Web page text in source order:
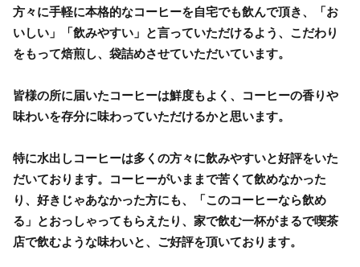
方々に手軽に本格的なコーヒーを自宅でも飲んで頂き、「お
いしい」「飲みやすい」と言っていただけるよう、こだわり
をもって焙煎し、袋詰めさせていただいています。
皆様の所に届いたコーヒーは鮮度もよく、コーヒーの香りや
味わいを存分に味わっていただけるかと思います。
特に水出しコーヒーは多くの方々に飲みやすいと好評をいた
だいております。コーヒーがいままで苦くて飲めなかった
り、好きじゃあなかった方にも、「このコーヒーなら飲め
る」とおっしゃってもらえたり、家で飲む一杯がまるで喫茶
店で飲むような味わいと、ご好評を頂いております。